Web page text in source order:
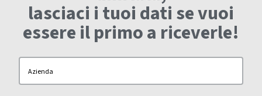
lasciaci i tuoi dati se vuoi
essere il primo a riceverle!